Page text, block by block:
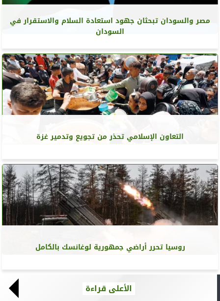
مصر والسودان تبحثان جهود استعادة السلام والاستقرار في
السودان
التعاون الإسلامي تحذر من تجويع وتدمير غزة
روسيا تحرر أراضي جمهورية لوغانسك بالكامل
الأعلى قراءة